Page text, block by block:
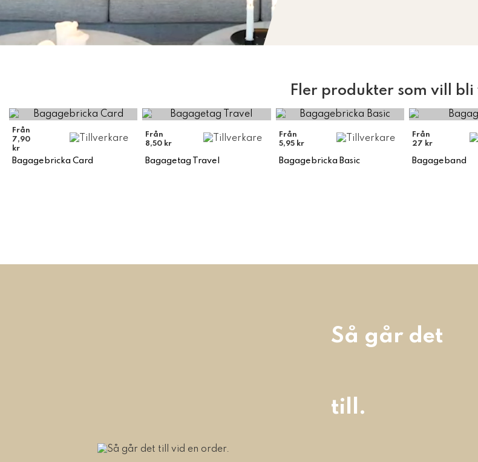
Fler produkter som vill
Från
7,90
kr
Bagagebricka Card
Från
8,50 kr
Bagagetag Travel
Från
5,95 kr
Bagagebricka Basic
Från
27 kr
Bagageband
Så går det
till.